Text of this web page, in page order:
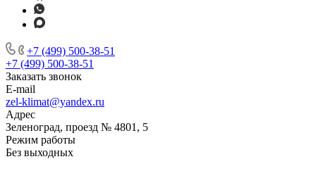
+7 (499) 500-38-51
+7 (499) 500-38-51
Заказать звонок
E-mail
zel-klimat@yandex.ru
Адрес
Зеленоград, проезд № 4801, 5
Режим работы
Без выходных